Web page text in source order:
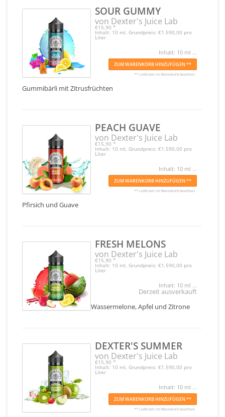
SOUR GUMMY
von Dexter's Juice Lab
€15,90 *
Inhalt: 10 ml, Grundpreis: €1.590,00 pro
Liter
Inhalt: 10 ml ...
ZUM WARENKORB HINZUFÜGEN **
** Lieferzeit im Warenkorb beachten
Gummibärli mit Zitrusfrüchten
PEACH GUAVE
von Dexter's Juice Lab
€15,90 *
Inhalt: 10 ml, Grundpreis: €1.590,00 pro
Liter
Inhalt: 10 ml ...
ZUM WARENKORB HINZUFÜGEN **
** Lieferzeit im Warenkorb beachten
Pfirsich und Guave
FRESH MELONS
von Dexter's Juice Lab
€15,90 *
Inhalt: 10 ml, Grundpreis: €1.590,00 pro
Liter
Inhalt: 10 ml ...
Derzeit ausverkauft
Wassermelone, Apfel und Zitrone
DEXTER'S SUMMER
von Dexter's Juice Lab
€15,90 *
Inhalt: 10 ml, Grundpreis: €1.590,00 pro
Liter
Inhalt: 10 ml ...
ZUM WARENKORB HINZUFÜGEN **
** Lieferzeit im Warenkorb beachten